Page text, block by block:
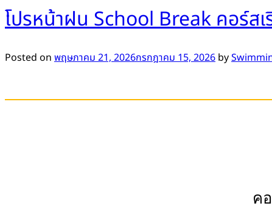
โปรหน้าฝน School Break คอร์ส
Posted on พฤษภาคม 21, 2026กรกฎาคม 15, 2026 by
ค